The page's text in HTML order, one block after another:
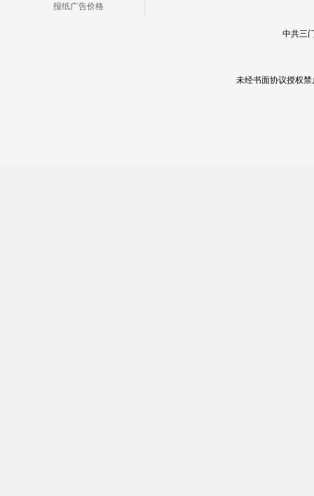
报纸广告价格
中共三
未经书面协议授权